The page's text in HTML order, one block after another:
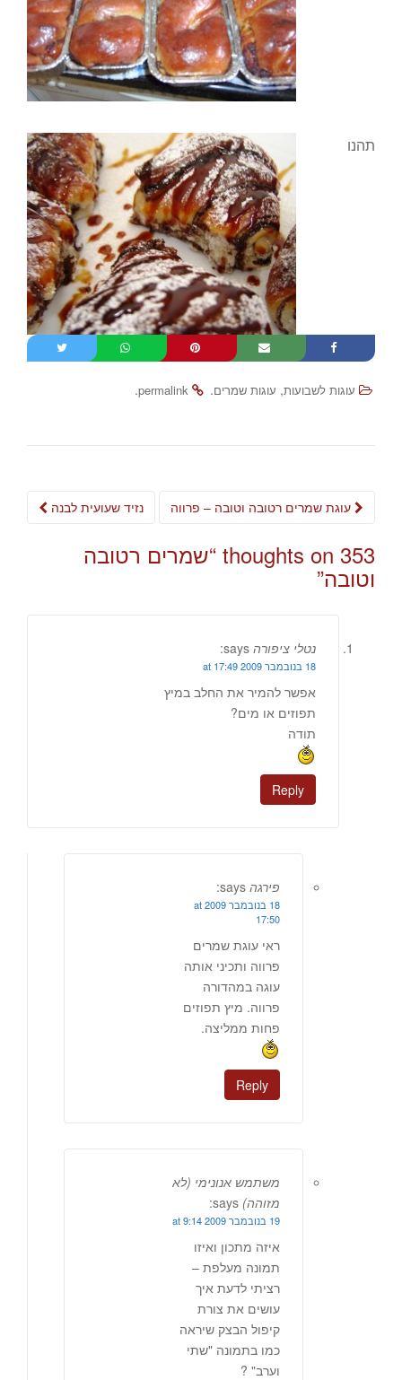
תהנו
עוגות לשבועות, עוגות שמרים.
permalink
.
Post
נזיד שעועית לבנה
353 thoughts on “ שמרים רטובה
וטובה”
נטלי ציפורה says:
18 בנובמבר 2009 at 17:49
אפשר להמיר את החלב במיץ
תפוזים או מים?
תודה
Reply
פירגה says:
18 בנובמבר 2009 at
17:50
ראי עוגת שמרים
פרווה ותכיני אותה
עוגה במהדורה
פרווה. מיץ תפוזים
פחות ממליצה.
Reply
משתמש אנונימי (לא
מזוהה) says:
19 בנובמבר 2009 at 9:14
איזה מתכון ואיזו
תמונה מעלפת –
רציתי לדעת איך
עושים את צורת
קיפול הבצק שיראה
כמו בתמונה "שתי
וערב" ?